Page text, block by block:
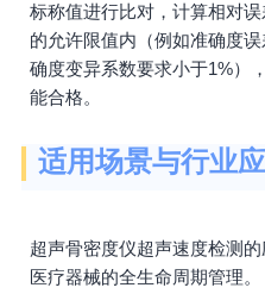
标称值进行比对，计算相对
的允许限值内（例如准确度
确度变异系数要求小于1%）
能合格。
适用场景与行业
超声骨密度仪超声速度检测
医疗器械的全生命周期管理。